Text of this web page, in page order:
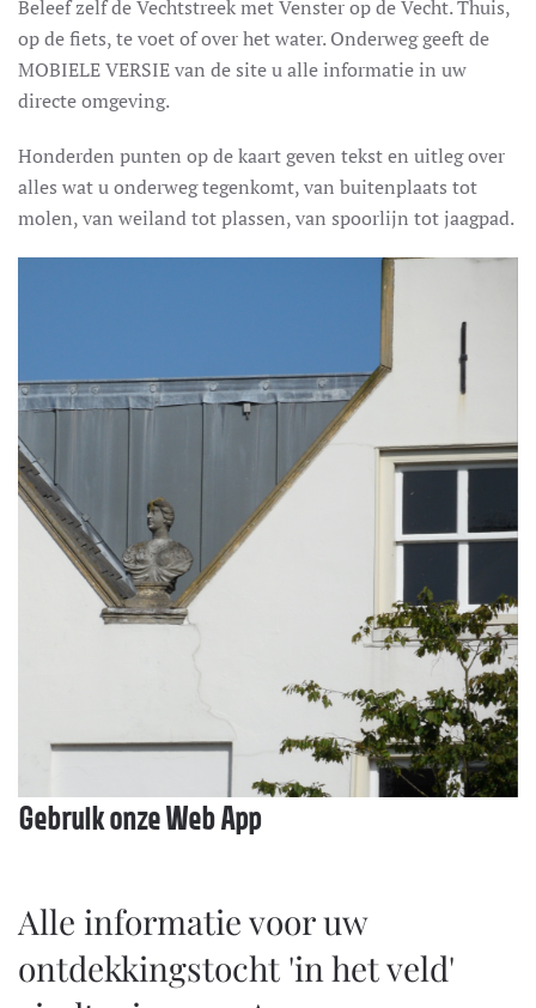
Beleef zelf de Vechtstreek met Venster op de Vecht. Thuis,
op de fiets, te voet of over het water. Onderweg geeft de
MOBIELE VERSIE van de site u alle informatie in uw
directe omgeving.
Honderden punten op de kaart geven tekst en uitleg over
alles wat u onderweg tegenkomt, van buitenplaats tot
molen, van weiland tot plassen, van spoorlijn tot jaagpad.
Gebruik onze Web App
Alle informatie voor uw
ontdekkingstocht 'in het veld'